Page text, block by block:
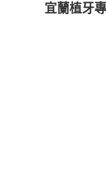
宜蘭植牙